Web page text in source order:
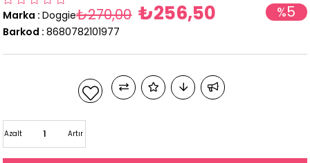
Marka : Doggie %5
₺270,00 ₺256,50
Barkod : 8680782101977
Artır
Azalt